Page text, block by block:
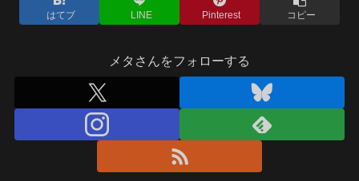
はてブ LINE Pinterest コピー
メタさんをフォローする